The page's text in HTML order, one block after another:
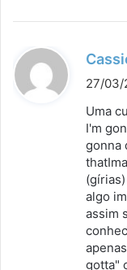
27/03/
Uma
I'm
gonna
algo
assim
gotta"